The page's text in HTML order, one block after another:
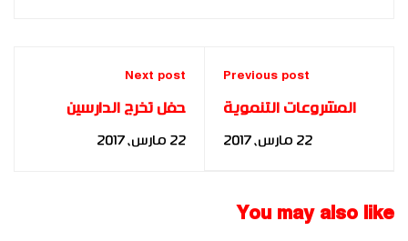
Previous post
المشروعات التنموية
الباسط عبد المنجد عبد
22 مارس، 2017
Next post
حفل تخرج الدارسين
22 مارس، 2017
You may also like